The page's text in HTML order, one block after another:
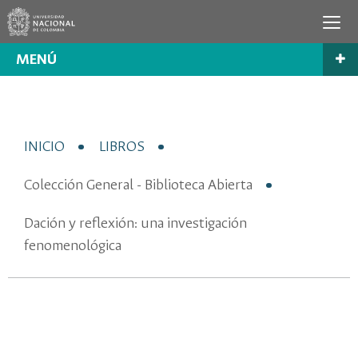
MENÚ
INICIO LIBROS
Colección General - Biblioteca Abierta
Dación y reflexión: una investigación
fenomenológica